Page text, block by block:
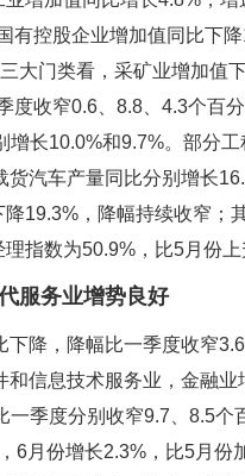
有控股企业增加值同比下
大门类看，采矿业增加值
度收窄0.6、8.8、4.3个百
增长10.0%和9.7%。部分
汽车产量同比分别增长
19.3%，降幅持续收窄；
指数为50.9%，比5月份
服务业增势良好
下降，降幅比一季度收窄
信息技术服务业，金融
一季度分别收窄9.7、8.5
6月份增长2.3%，比5月